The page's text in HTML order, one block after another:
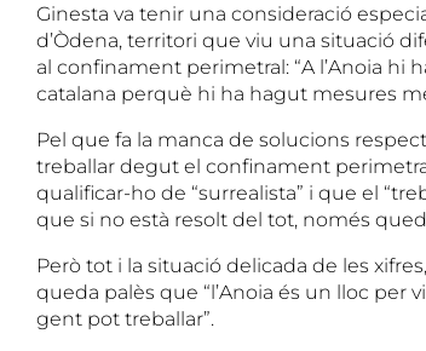
Ginesta va tenir una consideració
d’Òdena, territori que viu una situació
al confinament perimetral: “A l’Anoia hi
catalana perquè hi ha hagut mesures
Pel que fa la manca de solucions
treballar degut el confinament
qualificar-ho de “surrealista” i que el
que si no està resolt del tot, només
Però tot i la situació delicada de les
queda palès que “l’Anoia és un lloc per
gent pot treballar”.